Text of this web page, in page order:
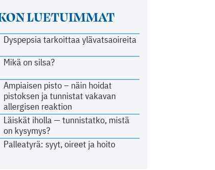
LUETUIMMAT
Dyspepsia tarkoittaa ylävatsaoireita
Mikä on silsa?
Ampiaisen pisto – näin hoidat
pistoksen ja tunnistat vakavan
allergisen reaktion
Läiskät iholla — tunnistatko, mistä
on kysymys?
Palleatyrä: syyt, oireet ja hoito